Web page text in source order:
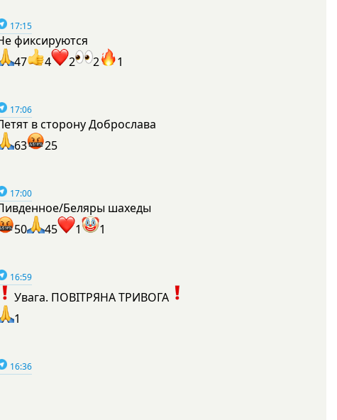
17:15
фиксируются
47
4 2 2 1
17:06
в сторону Доброслава
63
25
17:00
Беляры шахеды
50
45 1 1
16:59
Увага. ПОВІТРЯНА ТРИВОГА
1
16:36